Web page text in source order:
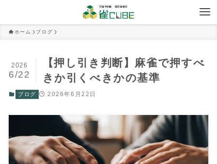
ホーム ブログ
【押し引き判断】麻雀で押すべ
きか引くべきかの基準
2026
6/22
ブログ 2026年6月22日